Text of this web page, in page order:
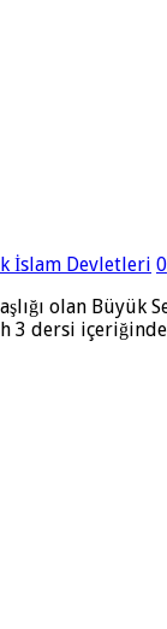
İslam Devletleri 0
olan
3 dersi